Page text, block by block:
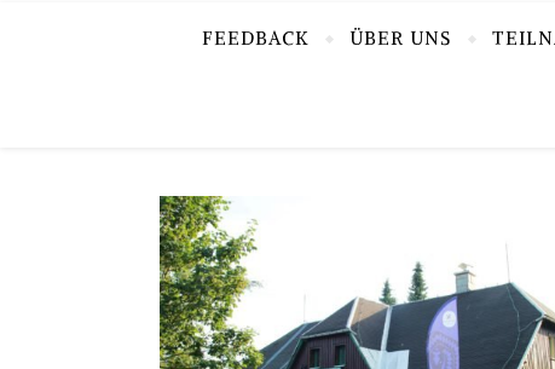
FEEDBACK ÜBER UNS